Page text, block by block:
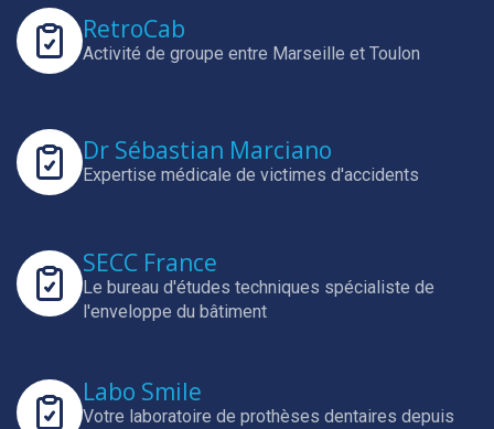
RetroCab
Activité de groupe entre Marseille et Toulon
Dr Sébastian Marciano
Expertise médicale de victimes d'accidents
SECC France
Le bureau d'études techniques spécialiste de
l'enveloppe du bâtiment
Labo Smile
Votre laboratoire de prothèses dentaires depuis